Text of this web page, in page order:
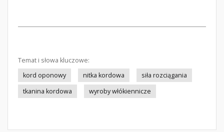
Temat i słowa kluczowe:
kord oponowy
nitka kordowa
siła rozciągania
tkanina kordowa
wyroby włókiennicze